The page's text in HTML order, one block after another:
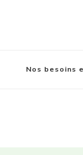
Nos besoins